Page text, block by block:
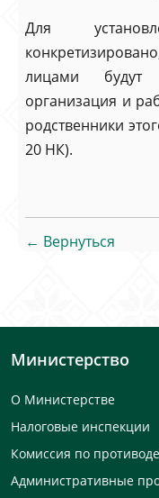
Для
лицами будут
организация и
родственники
20 НК).
← Вернуться
Министерство
О Министерстве
Налоговые инспекции
Комиссия по
Административные